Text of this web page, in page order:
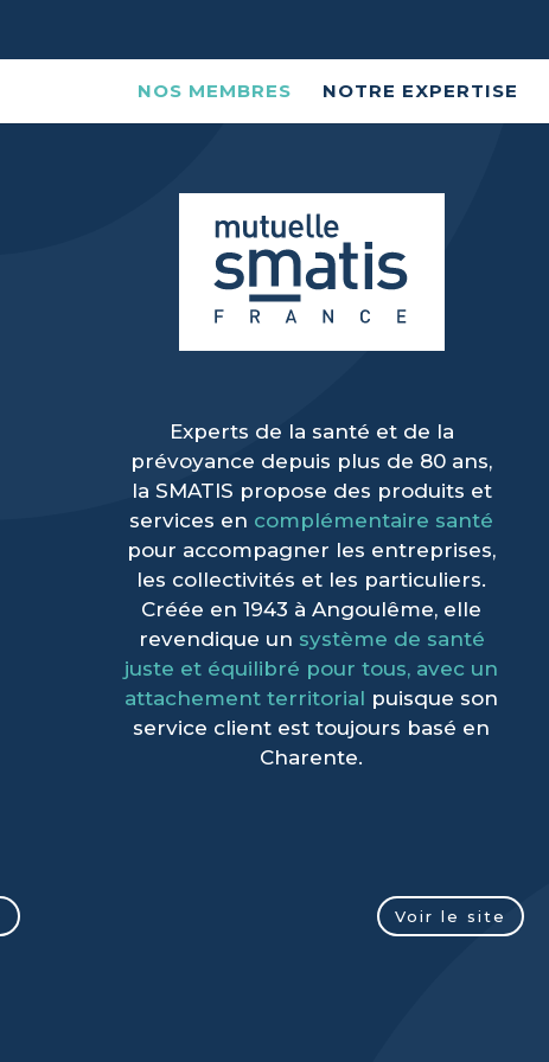
NOS MEMBRES NOTRE EXPERTISE
Experts de la santé et de la
prévoyance depuis plus de 80 ans,
la SMATIS propose des produits et
services en complémentaire santé
pour accompagner les entreprises,
les collectivités et les particuliers.
Créée en 1943 à Angoulême, elle
revendique un système de santé
juste et équilibré pour tous, avec un
attachement territorial puisque son
service client est toujours basé en
Charente.
Voir le site